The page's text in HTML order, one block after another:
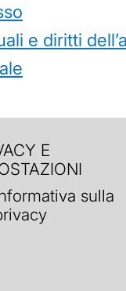
e diritti
E
sulla